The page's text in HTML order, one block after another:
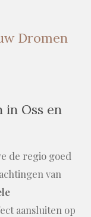
Dromen
in Oss en
de regio goed
van
aansluiten op